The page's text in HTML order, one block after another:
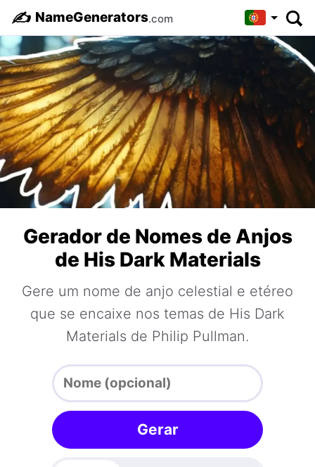
✍️ NameGenerators.com
Gerador de Nomes de Anjos
de His Dark Materials
Gere um nome de anjo celestial e etéreo
que se encaixe nos temas de His Dark
Materials de Philip Pullman.
Gerar